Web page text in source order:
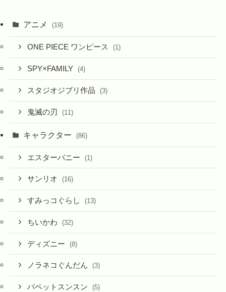
アニメ (19)
ONE PIECE ワンピース (1)
SPY×FAMILY (4)
スタジオジブリ作品 (3)
鬼滅の刃 (11)
キャラクター (86)
エスターバニー (1)
サンリオ (16)
すみっコぐらし (13)
ちいかわ (32)
ディズニー (8)
ノラネコぐんだん (3)
パペットスンスン (5)